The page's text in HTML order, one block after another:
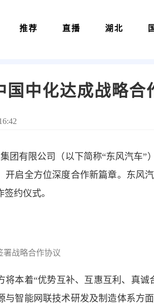
推荐 直播 湖北
国中化达成战略
团有限公司（以下简称“东风汽车”
开启全方位深度合作新篇章。东风
约仪式。
署战略合作协议
将本着“优势互补、互惠互利、真
与智能网联技术研发及制造体系方